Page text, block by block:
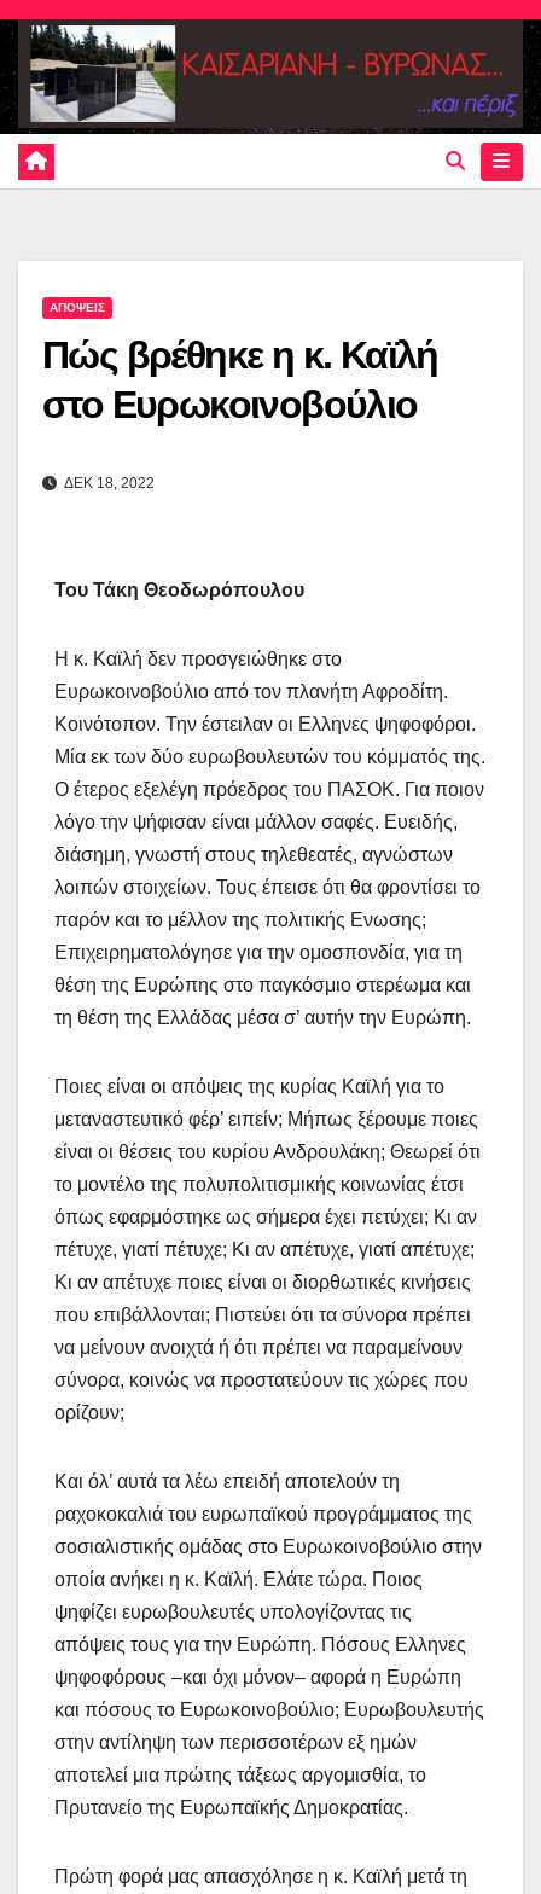
Skip
content
ΑΠΟΨΕΙΣ
Πώς βρέθηκε η κ. Καϊλή
στο Ευρωκοινοβούλιο
ΔΕΚ 18, 2022
Του Τάκη Θεοδωρόπουλου
Η κ. Καϊλή δεν προσγειώθηκε στο
Ευρωκοινοβούλιο από τον πλανήτη Αφροδίτη.
Κοινότοπον. Την έστειλαν οι Ελληνες ψηφοφόροι.
Μία εκ των δύο ευρωβουλευτών του κόμματός της.
Ο έτερος εξελέγη πρόεδρος του ΠΑΣΟΚ. Για ποιον
λόγο την ψήφισαν είναι μάλλον σαφές. Ευειδής,
διάσημη, γνωστή στους τηλεθεατές, αγνώστων
λοιπών στοιχείων. Τους έπεισε ότι θα φροντίσει το
παρόν και το μέλλον της πολιτικής Ενωσης;
Επιχειρηματολόγησε για την ομοσπονδία, για τη
θέση της Ευρώπης στο παγκόσμιο στερέωμα και
τη θέση της Ελλάδας μέσα σ’ αυτήν την Ευρώπη.
Ποιες είναι οι απόψεις της κυρίας Καϊλή για το
μεταναστευτικό φέρ’ ειπείν; Μήπως ξέρουμε ποιες
είναι οι θέσεις του κυρίου Ανδρουλάκη; Θεωρεί ότι
το μοντέλο της πολυπολιτισμικής κοινωνίας έτσι
όπως εφαρμόστηκε ως σήμερα έχει πετύχει; Κι αν
πέτυχε, γιατί πέτυχε; Κι αν απέτυχε, γιατί απέτυχε;
Κι αν απέτυχε ποιες είναι οι διορθωτικές κινήσεις
που επιβάλλονται; Πιστεύει ότι τα σύνορα πρέπει
να μείνουν ανοιχτά ή ότι πρέπει να παραμείνουν
σύνορα, κοινώς να προστατεύουν τις χώρες που
ορίζουν;
Και όλ’ αυτά τα λέω επειδή αποτελούν τη
ραχοκοκαλιά του ευρωπαϊκού προγράμματος της
σοσιαλιστικής ομάδας στο Ευρωκοινοβούλιο στην
οποία ανήκει η κ. Καϊλή. Ελάτε τώρα. Ποιος
ψηφίζει ευρωβουλευτές υπολογίζοντας τις
απόψεις τους για την Ευρώπη. Πόσους Ελληνες
ψηφοφόρους –και όχι μόνον– αφορά η Ευρώπη
και πόσους το Ευρωκοινοβούλιο; Ευρωβουλευτής
στην αντίληψη των περισσοτέρων εξ ημών
αποτελεί μια πρώτης τάξεως αργομισθία, το
Πρυτανείο της Ευρωπαϊκής Δημοκρατίας.
Πρώτη φορά μας απασχόλησε η κ. Καϊλή μετά τη